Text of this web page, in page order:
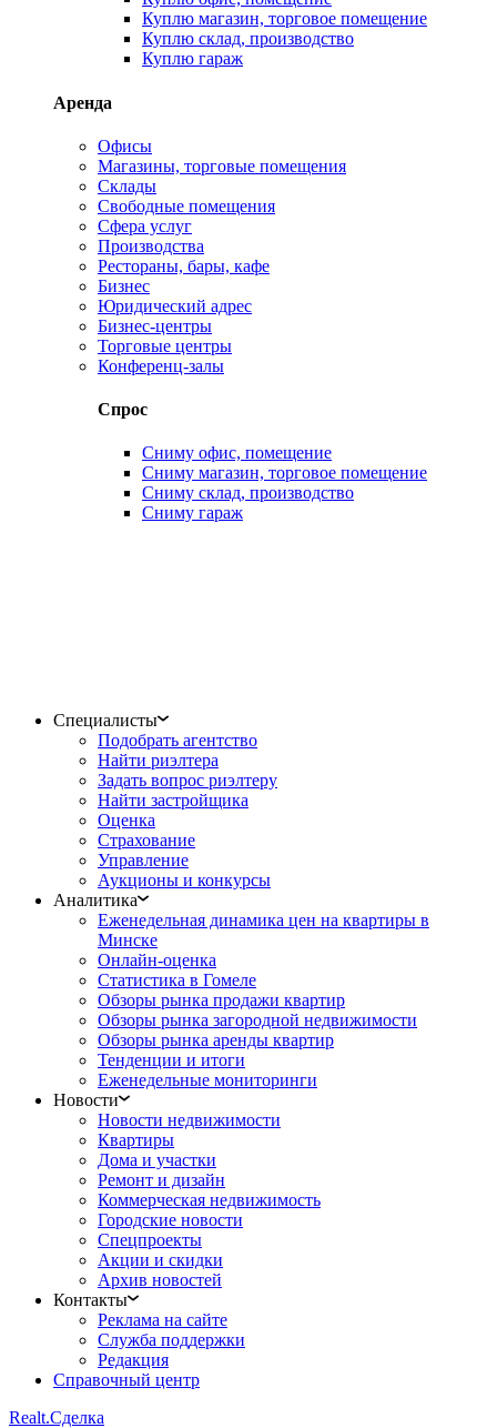
Куплю магазин, торговое помещение
Куплю склад, производство
Куплю гараж
Аренда
Офисы
Магазины, торговые помещения
Склады
Свободные помещения
Сфера услуг
Производства
Рестораны, бары, кафе
Бизнес
Юридический адрес
Бизнес-центры
Торговые центры
Конференц-залы
Спрос
Сниму офис, помещение
Сниму магазин, торговое помещение
Сниму склад, производство
Сниму гараж
Специалисты
Подобрать агентство
Найти риэлтера
Задать вопрос риэлтеру
Найти застройщика
Оценка
Страхование
Управление
Аукционы и конкурсы
Аналитика
Еженедельная динамика цен на квартиры в
Минске
Онлайн-оценка
Статистика в Гомеле
Обзоры рынка продажи квартир
Обзоры рынка загородной недвижимости
Обзоры рынка аренды квартир
Тенденции и итоги
Еженедельные мониторинги
Новости
Новости недвижимости
Квартиры
Дома и участки
Ремонт и дизайн
Коммерческая недвижимость
Городские новости
Спецпроекты
Акции и скидки
Архив новостей
Контакты
Реклама на сайте
Служба поддержки
Редакция
Справочный центр
Realt.Сделка